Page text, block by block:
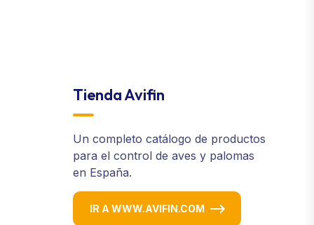
Tienda Avifin
Un completo catálogo de productos
para el control de aves y palomas
en España.
IR A WWW.AVIFIN.COM